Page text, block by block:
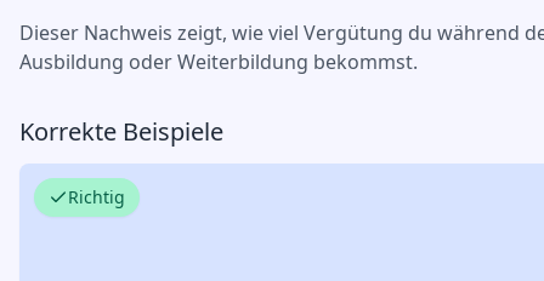
Dieser Nachweis zeigt, wie viel Vergütung du während
Ausbildung oder Weiterbildung bekommst.
Korrekte Beispiele
Richtig